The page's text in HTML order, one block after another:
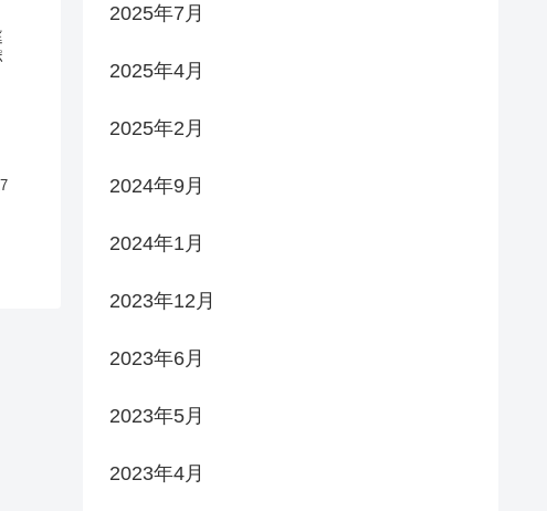
2025年7月
2025年4月
2025年2月
2024年9月
2024年1月
2023年12月
2023年6月
2023年5月
2023年4月